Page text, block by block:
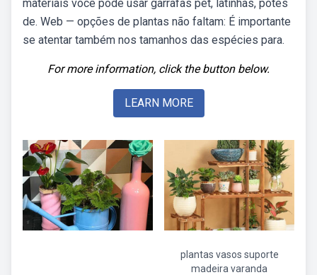
materiais você pode usar garrafas pet, latinhas, potes
de. Web — opções de plantas não faltam: É importante
se atentar também nos tamanhos das espécies para.
For more information, click the button below.
LEARN MORE
plantas vasos suporte
madeira varanda